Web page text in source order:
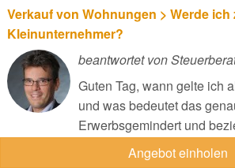
Angebot einholen
Verkauf von Wohnungen > Werde ich
Kleinunternehmer?
beantwortet von
Guten Tag, wann gelte ich
und was bedeutet das
Erwerbsgemindert und
habe in einer geerbten